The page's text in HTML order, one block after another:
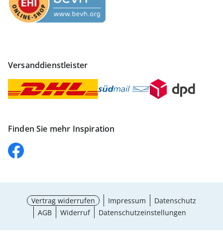
Versanddienstleister
Finden Sie mehr Inspiration
Vertrag widerrufen Impressum
Datenschutz
AGB
Widerruf Datenschutzeinstellungen